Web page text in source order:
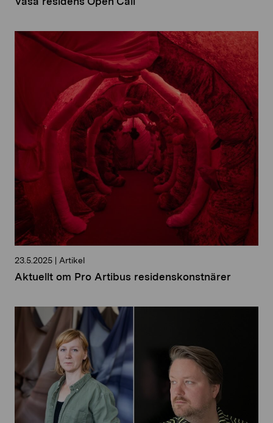
23.5.2025 | Artikel
Aktuellt om Pro Artibus residenskonstnärer